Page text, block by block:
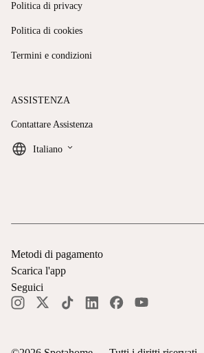
Politica di privacy
Politica di cookies
Termini e condizioni
ASSISTENZA
Contattare Assistenza
Italiano keyboard_arrow_down
Metodi di pagamento
Scarica l'app
Seguici